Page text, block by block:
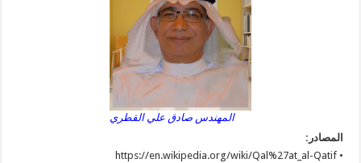
المهندس صادق علي القطري
المصادر:
• https://en.wikipedia.org/wiki/Qal%27at_al-Qatif